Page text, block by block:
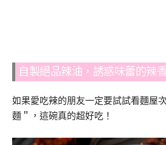
自製絕品辣油，誘惑味蕾的辣
如果愛吃辣的朋友一定要試試看麵屋
麵＂，這碗真的超好吃！